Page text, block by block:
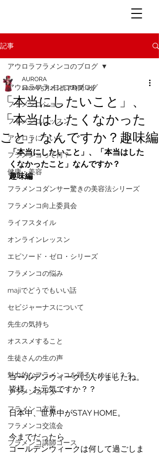
記事
アウロラフラメンコのブログ
フラメンコショー
フラメンコレッスン
アウロラについて
フラメンコって何？
健康・美容
フラメンコダンサー驚きの美容法シリーズ
フラメンコ向上委員会
ライフスタイル
オンラインレッスン
エピソード・ゼロ・シリーズ
フラメンコの悩み
majiでどうでもいい話
セビジャーナスについて
先生の気持ち
オススメすること
生徒さんの生の声
魅力的なフラメンコを踊るためには？？
フラメンコギター
フラメンコ衣装
フラメンコ交流会
フラメンコ講師コース
アウロラフラメンコのブログ
「本当にしたいこと」、
「本当はしたくなかった
こと」なんですか？趣味編
AURORA
2020年5月2日読了時間: 2分
「本当にしたいこと」、「本当はした
くなかったこと」なんですか？
趣味編
ゴールデンウィークに入りましたね。
皆様、お元気ですか？？
日本中、世界中がSTAY HOME。
今までだったら
ゴールデンウィークは何して過ごしま